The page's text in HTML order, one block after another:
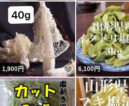
1,900円 いいね！
6,100円